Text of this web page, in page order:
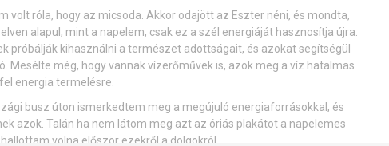
volt róla, hogy az micsoda. Akkor odajött az Eszter néni, és mondta,
alapul, mint a napelem, csak ez a szél energiáját hasznosítja újra.
próbálják kihasználni a természet adottságait, és azokat segítségül
Mesélte még, hogy vannak vízerőművek is, azok meg a víz hatalmas
energia termelésre.
busz úton ismerkedtem meg a megújuló energiaforrásokkal, és
azok. Talán ha nem látom meg azt az óriás plakátot a napelemes
volna először ezekről a dolgokról.